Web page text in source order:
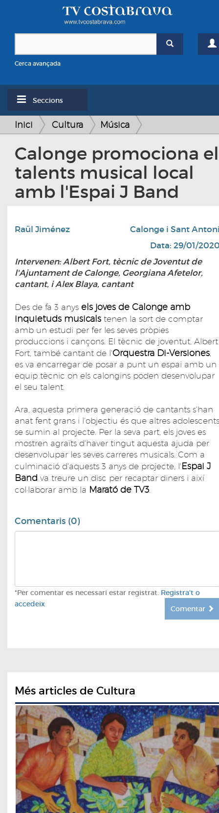
Cerca avançada
Seccions
Inici Cultura Música
Calonge promociona el
talents musical local
amb l'Espai J Band
Raül Jiménez
Calonge i Sant
Data: 29/01/
Intervenen: Albert Fort, tècnic de Joventut de
l'Ajuntament de Calonge, Georgiana Afetelor,
cantant, i Alex Blaya, cantant
Des de fa 3 anys els joves de Calonge amb
inquietuds musicals tenen la sort de comptar
amb un estudi per fer les seves pròpies
produccions i cançons. El tècnic de joventut, Albert
Fort, també cantant de l'Orquestra Di-Versiones,
es va encarregar de posar a punt un espai amb un
equip tècnic on els calongins poden desenvolupar
el seu talent.
Ara, aquesta primera generació de cantants s'han
anat fent grans i l'objectiu és que altres adolescents
se sumin al projecte. Per la seva part, els joves es
mostren agraïts d'haver tingut aquesta ajuda per
desenvolupar les seves carreres musicals. Com a
culminació d'aquests 3 anys de projecte, l'Espai J
Band va treure un disc per recaptar diners i així
col·laborar amb la Marató de TV3.
Comentaris (0)
*Per comentar es necessari estar registrat. Registra't o
accedeix
Comentar
Més articles de Cultura